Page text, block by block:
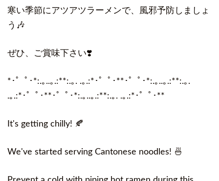
寒い季節にアツアツラーメンで、風邪予防しましょ
う🎶
ぜひ、ご賞味下さい❣️
*･゜ﾟ･*:.｡..｡.:**:.｡. .｡.:*･゜ﾟ･**･゜ﾟ･*:.｡..｡.:**:.｡.
.｡.:*･゜ﾟ･**･゜ﾟ･*:.｡..｡.:**:.｡. .｡.:*･゜ﾟ･**
It's getting chilly! 🍂
We've started serving Cantonese noodles! 🍜